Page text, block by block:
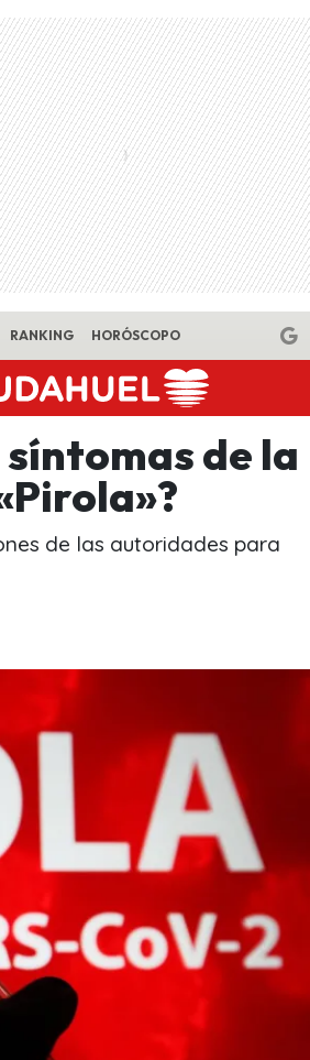
RANKING HORÓSCOPO
síntomas de la
de las autoridades para